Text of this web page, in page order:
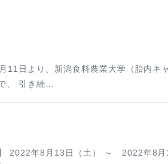
日より、新潟食料農業大学（胎内キ
ので、 引き続…
8月13日（土） ～ 2022年8月15日（月